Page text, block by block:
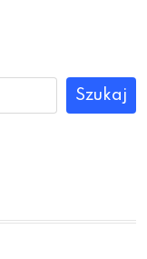
Szukaj